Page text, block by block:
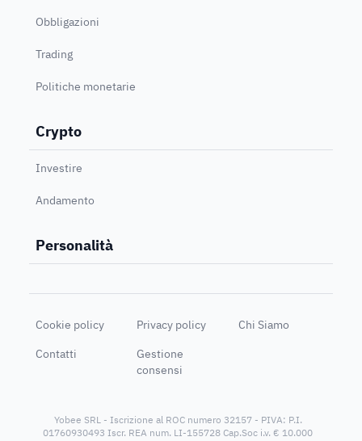
Obbligazioni
Trading
Politiche monetarie
Crypto
Investire
Andamento
Personalità
Cookie policy Privacy policy
Chi Siamo
Contatti
Gestione
consensi
Yobee SRL - Iscrizione al ROC numero 32157 - PIVA: P.I.
01760930493 Iscr. REA num. LI-155728 Cap.Soc i.v. € 10.000